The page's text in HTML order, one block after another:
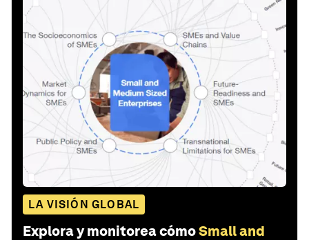
LA VISIÓN GLOBAL
Explora y monitorea cómoSmall and